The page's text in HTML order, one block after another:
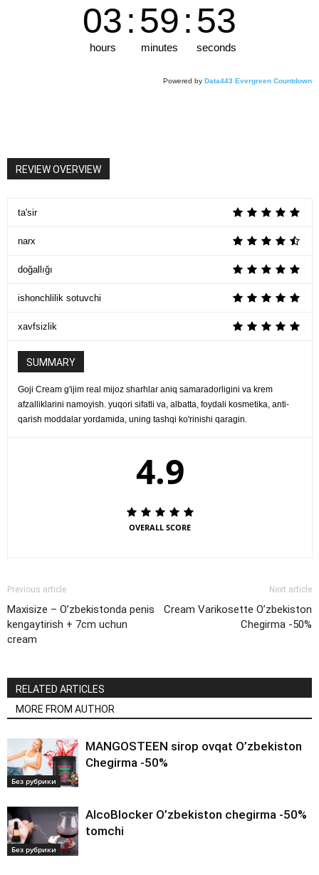
03
hours
:59
minutes
:53
seconds
Powered by Data443 Evergreen Countdown
REVIEW OVERVIEW
ta'sir
narx
doğallığı
ishonchlilik sotuvchi
xavfsizlik
SUMMARY
Goji Cream g'ijim real mijoz sharhlar aniq samaradorligini va krem ​​
afzalliklarini namoyish. yuqori sifatli va, albatta, foydali kosmetika, anti-
qarish moddalar yordamida, uning tashqi ko'rinishi qaragin.
4.9
OVERALL SCORE
Previous article
Maxisize – O’zbekistonda penis
kengaytirish + 7cm uchun
cream
Next article
Cream Varikosette O’zbekiston
Chegirma -50%
RELATED ARTICLES
MORE FROM AUTHOR
Без рубрики
MANGOSTEEN sirop ovqat O’zbekiston
Chegirma -50%
Без рубрики
AlcoBlocker O’zbekiston chegirma -50%
tomchi